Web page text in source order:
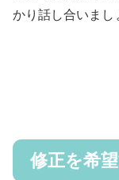
かり話し合いまし
修正を希